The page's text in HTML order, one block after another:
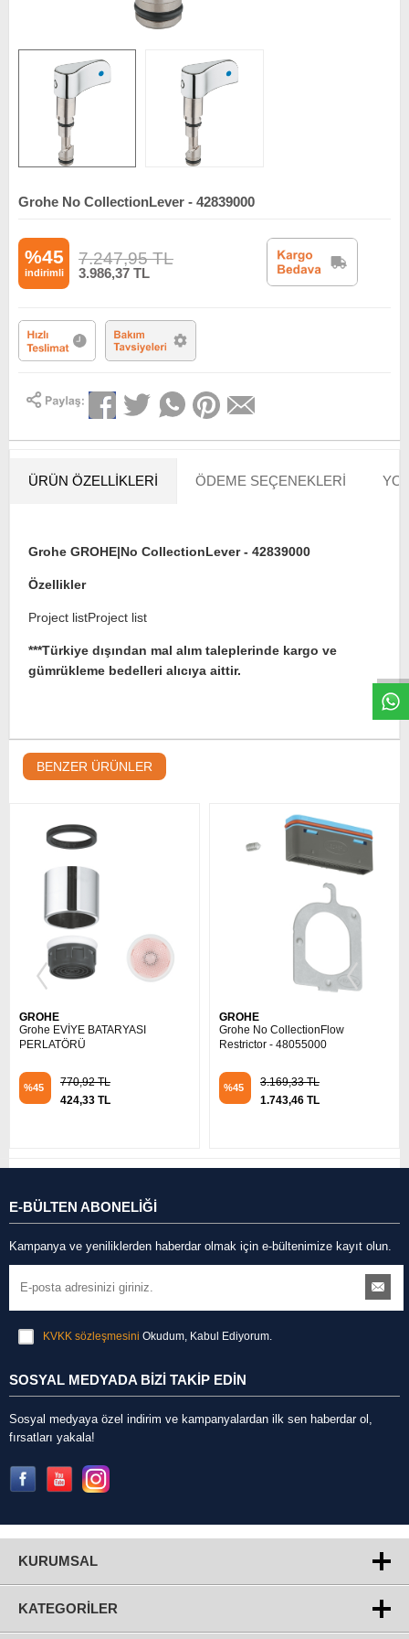
Grohe No CollectionLever - 42839000
%45
indirimli
7.247,95TL
3.986,37 TL
ÜRÜN ÖZELLIKLERI ÖDEME SEÇENEKLERI
Grohe GROHE|No CollectionLever - 42839000
Özellikler
Project listProject list
***Türkiye dışından mal alım taleplerinde kargo ve
gümrükleme bedelleri alıcıya aittir.
BENZER ÜRÜNLER
GROHE
Grohe No CollectionFlow
Restrictor - 48055000
%45
3.169,33 TL
1.743,46 TL
GROHE
Grohe No CollectionWater Flow -
47887000
%45
2.121,67 TL
1.166,92 TL
E-BÜLTEN ABONELİĞİ
Kampanya ve yeniliklerden haberdar olmak için e-bültenimize kayıt olun.
KVKK sözleşmesini Okudum, Kabul Ediyorum.
SOSYAL MEDYADA BİZİ TAKİP EDİN
Sosyal medyaya özel indirim ve kampanyalardan ilk sen haberdar ol,
fırsatları yakala!
KURUMSAL
KATEGORILER